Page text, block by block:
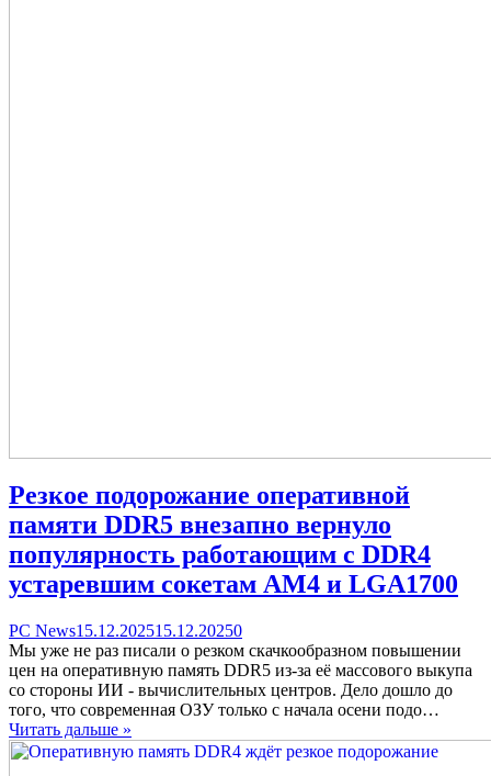
Резкое подорожание оперативной
памяти DDR5 внезапно вернуло
популярность работающим с DDR4
устаревшим сокетам AM4 и LGA1700
Categories
PC NewsPosted
on
15.12.202515.12.20250comments
on
Резкое
подорожание
оперативной
DDR5
Мы уже не раз писали о резком скачкообразном повышении
цен на оперативную память DDR5 из-за её массового выкупа
со стороны ИИ - вычислительных центров. Дело дошло до
того, что современная ОЗУ только с начала осени подо…
Читать дальше »